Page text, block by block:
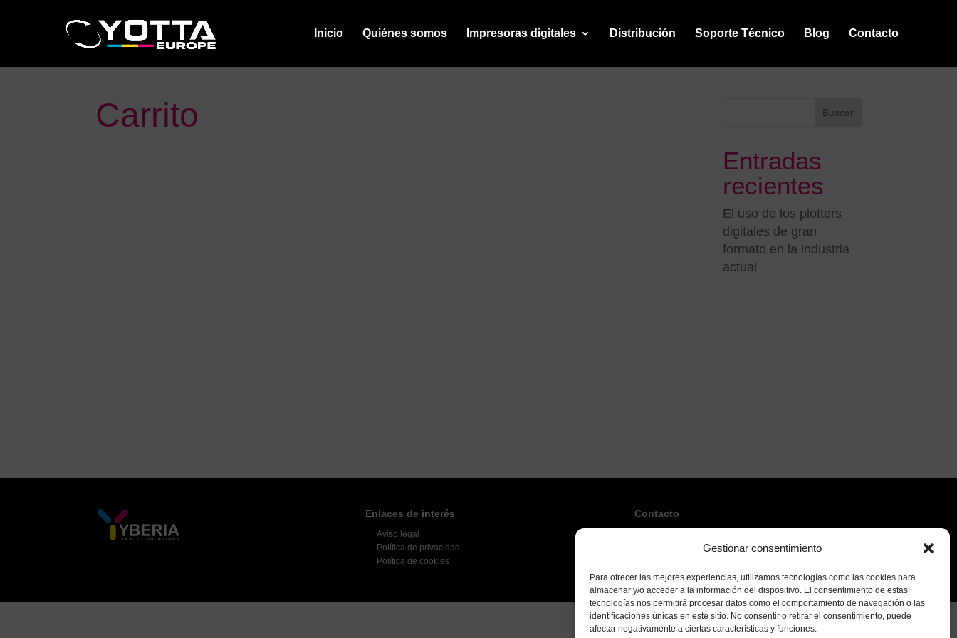
Gestionar consentimiento
Para ofrecer las mejores experiencias, utilizamos tecnologías como las cookies para
almacenar y/o acceder a la información del dispositivo. El consentimiento de estas
tecnologías nos permitirá procesar datos como el comportamiento de navegación o las
identificaciones únicas en este sitio. No consentir o retirar el consentimiento, puede
afectar negativamente a ciertas características y funciones.
Inicio Quiénes somos Impresoras digitales Distribución Soporte Técnico Blog Contacto
Carrito Buscar
Entradas
recientes
El uso de los plotters
digitales de gran
formato en la industria
actual
Enlaces de interés
Aviso legal
Política de privacidad
Política de cookies
Contacto
39611 Guarnizo, Cantabria